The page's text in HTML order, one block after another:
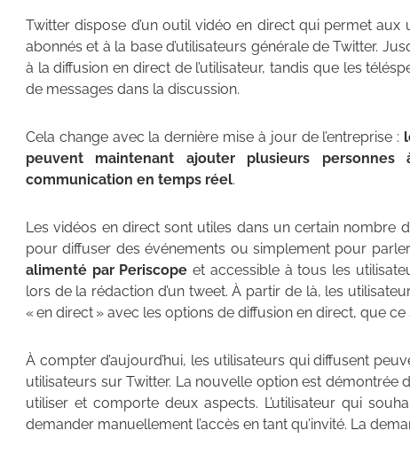
Twitter dispose d’un outil vidéo en direct qui permet
abonnés et à la base d’utilisateurs générale de Twitter.
à la diffusion en direct de l’utilisateur, tandis que les
de messages dans la discussion.
Cela change avec la dernière mise à jour de l’entreprise :
peuvent maintenant ajouter plusieurs
communication en temps réel.
Les vidéos en direct sont utiles dans un certain nombre
pour diffuser des événements ou simplement pour
alimenté par Periscope et accessible à tous les
lors de la rédaction d’un tweet. À partir de là, les
« en direct » avec les options de diffusion en direct, que
À compter d’aujourd’hui, les utilisateurs qui diffusent
utilisateurs sur Twitter. La nouvelle option est démontrée
utiliser et comporte deux aspects. L’utilisateur qui
demander manuellement l’accès en tant qu’invité. La